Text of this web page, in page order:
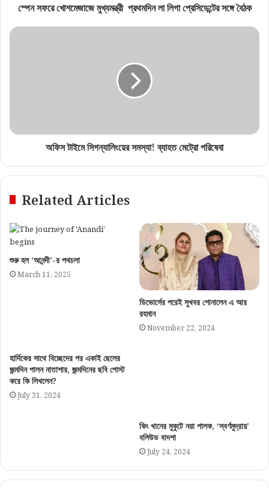
স্পেন সফরে খোশমেজাজে মুখ্যমন্ত্রী প্রথমদিন লা লিগা প্রেসিডেন্টের সঙ্গে বৈঠক
অফিস টাইমে সিগন্যালিংয়ের সমস্যা! ব্যাহত মেট্রো পরিষেবা
Related Articles
শুরু হল ‘আনন্দী’-র পথচলা
March 11, 2025
ডিভোর্সের পরেই সুখবর শোনালেন এ আর
রহমান
November 22, 2024
হার্দিকের সাথে বিচ্ছেদের পর একাই ছেলের
জন্মদিন পালন নাতাশার, জন্মদিনের ছবি পোস্ট
করে কি লিখলেন?
July 31, 2024
কিং খানের মুকুটে নয়া পালক, ‘স্বর্ণমুদ্রায়’
বলিউড বাদশা
July 24, 2024